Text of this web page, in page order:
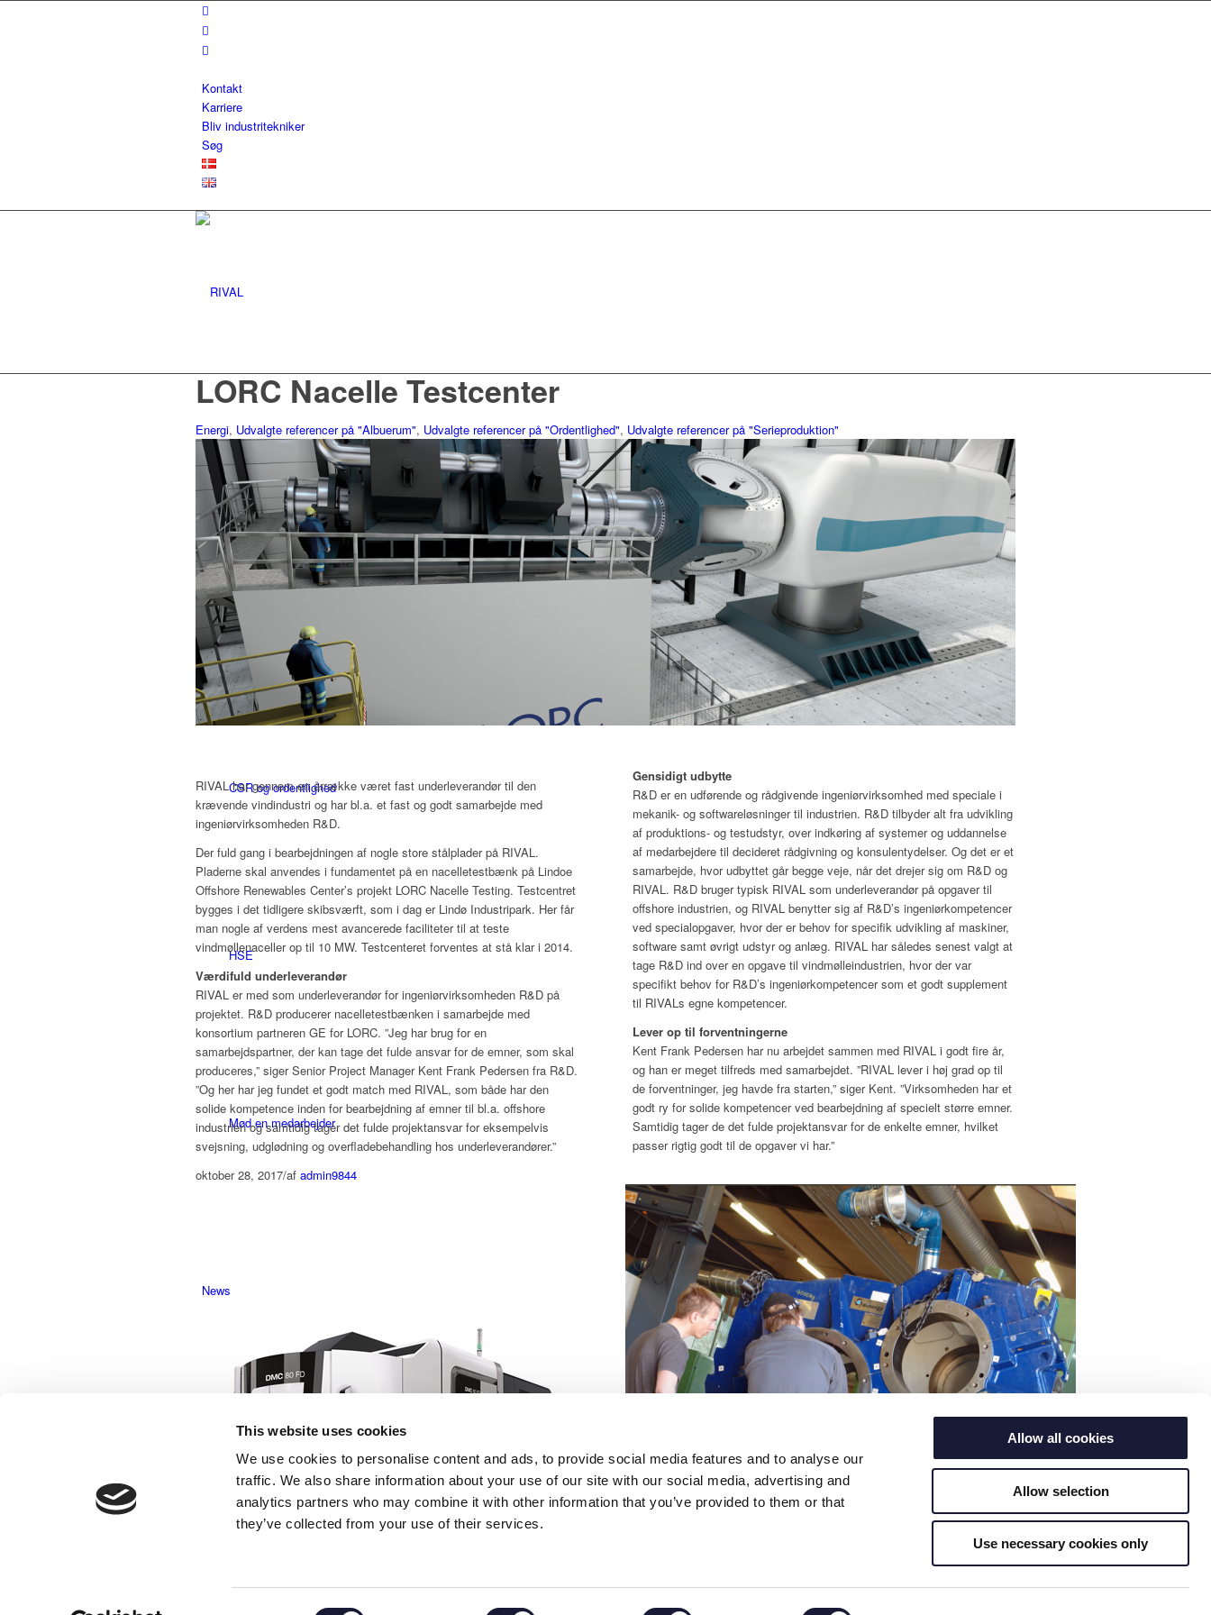
This website uses cookies
We use cookies to personalise content and ads, to provide social media features and to analyse our
traffic. We also share information about your use of our site with our social media, advertising and
analytics partners who may combine it with other information that you’ve provided to them or that
they’ve collected from your use of their services.
Allow all cookies
Allow selection
Use necessary cookies only
Kontakt
Karriere
Bliv industritekniker
Søg
RIVAL
Vision og mission
CSR og ordentlighed
HSE
Mød en medarbejder
News
RIVAL-pakken
LORC Nacelle Testcenter
Energi, Udvalgte referencer på "Albuerum", Udvalgte referencer på "Ordentlighed", Udvalgte referencer på "Serieproduktion"
RIVAL har gennem en årrække været fast underleverandør til den
krævende vindindustri og har bl.a. et fast og godt samarbejde med
ingeniørvirksomheden R&D.
Der fuld gang i bearbejdningen af nogle store stålplader på RIVAL.
Pladerne skal anvendes i fundamentet på en nacelletestbænk på Lindoe
Offshore Renewables Center’s projekt LORC Nacelle Testing. Testcentret
bygges i det tidligere skibsværft, som i dag er Lindø Industripark. Her får
man nogle af verdens mest avancerede faciliteter til at teste
vindmøllenaceller op til 10 MW. Testcenteret forventes at stå klar i 2014.
Værdifuld underleverandør
RIVAL er med som underleverandør for ingeniørvirksomheden R&D på
projektet. R&D producerer nacelletestbænken i samarbejde med
konsortium partneren GE for LORC. ”Jeg har brug for en
samarbejdspartner, der kan tage det fulde ansvar for de emner, som skal
produceres,” siger Senior Project Manager Kent Frank Pedersen fra R&D.
”Og her har jeg fundet et godt match med RIVAL, som både har den
solide kompetence inden for bearbejdning af emner til bl.a. offshore
industrien og samtidig tager det fulde projektansvar for eksempelvis
svejsning, udglødning og overfladebehandling hos underleverandører.”
Gensidigt udbytte
R&D er en udførende og rådgivende ingeniørvirksomhed med speciale i
mekanik- og softwareløsninger til industrien. R&D tilbyder alt fra udvikling
af produktions- og testudstyr, over indkøring af systemer og uddannelse
af medarbejdere til decideret rådgivning og konsulentydelser. Og det er et
samarbejde, hvor udbyttet går begge veje, når det drejer sig om R&D og
RIVAL. R&D bruger typisk RIVAL som underleverandør på opgaver til
offshore industrien, og RIVAL benytter sig af R&D’s ingeniørkompetencer
ved specialopgaver, hvor der er behov for specifik udvikling af maskiner,
software samt øvrigt udstyr og anlæg. RIVAL har således senest valgt at
tage R&D ind over en opgave til vindmølleindustrien, hvor der var
specifikt behov for R&D’s ingeniørkompetencer som et godt supplement
til RIVALs egne kompetencer.
Lever op til forventningerne
Kent Frank Pedersen har nu arbejdet sammen med RIVAL i godt fire år,
og han er meget tilfreds med samarbejdet. ”RIVAL lever i høj grad op til
de forventninger, jeg havde fra starten,” siger Kent. ”Virksomheden har et
godt ry for solide kompetencer ved bearbejdning af specielt større emner.
Samtidig tager de det fulde projektansvar for de enkelte emner, hvilket
passer rigtig godt til de opgaver vi har.”
oktober 28, 2017/af admin9844